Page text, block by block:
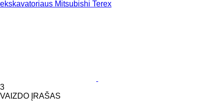
3
VAIZDO ĮRAŠAS